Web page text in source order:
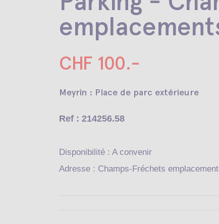
CHF 100.-
Meyrin : Place de parc extérieure
Ref : 214256.58
Disponibilité : A convenir
Adresse : Champs-Fréchets